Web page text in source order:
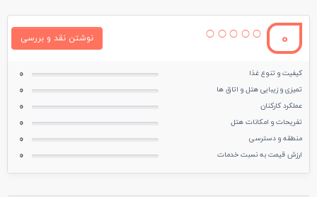
0 نوشتن نقد و بررسی
کیفیت و تنوع غذا 0
تمیزی و زیبایی هتل و اتاق ها 0
عملکرد کارکنان 0
تفریحات و امکانات هتل 0
منطقه و دسترسی 0
ارزش قیمت به نسبت خدمات 0